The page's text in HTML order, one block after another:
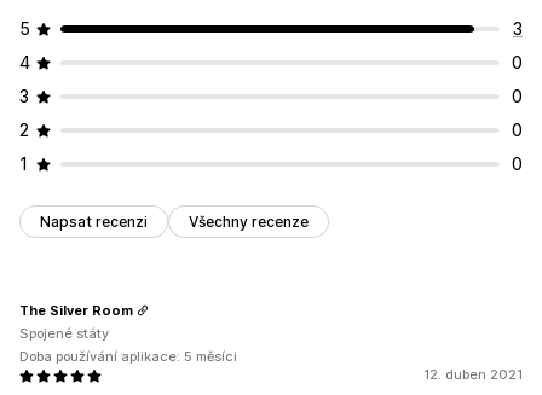
5
3
4
0
3
0
2
0
1
0
Napsat recenzi Všechny recenze
12. duben 2021
The Silver Room
Spojené státy
Doba používání aplikace: 5 měsíci